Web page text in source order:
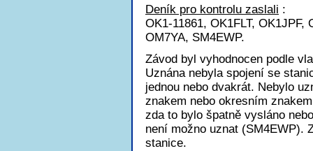
Deník pro kontrolu zaslali :
OK1-11861, OK1FLT,
OM7YA, SM4EWP.
Závod byl vyhodnocen podle
Uznána nebyla spojení se
jednou nebo dvakrát. Nebylo
znakem nebo okresním
zda to bylo špatně vysláno
není možno uznat (SM4EWP).
stanice.